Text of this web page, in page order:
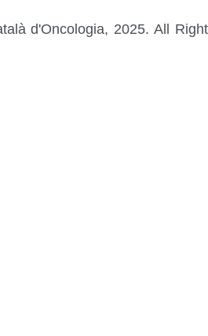
d'Oncologia, 2025. All Right